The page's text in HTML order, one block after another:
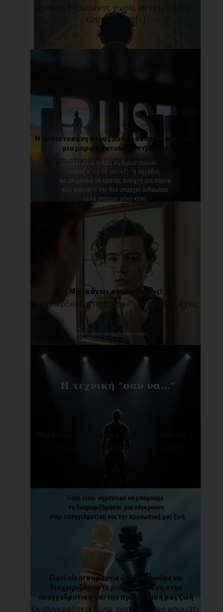
Ξυπνάς θυμωμένος χωρίς να έχει συμβεί
τίποτα; Πρόσ[...]
Η εμπιστοσύνη στους λάθος ανθρώπους είναι
μια μορφή αυτοκαταστροφής
Η εμπιστοσύνη είναι κάτι που όλοι τη
ζητάμε, όλοι [...]
Μην κάνεις αυτό το λάθος!
Μη μπερδεύεις το ποιος είσαι με το τι έχεις
κάνει.[...]
Οι άνθρωποι έχουν επιθυμίες. Κάποιοι
θέλουν να προ[...]
Γιατί είναι σημαντικό να μπορούμε να
διαχειριζόμαστε μια σύγκρουση στην
επαγγελματική και την προσωπική μας ζωή
Οι συγκρούσεις είναι αναπόφευκτο κομμάτι